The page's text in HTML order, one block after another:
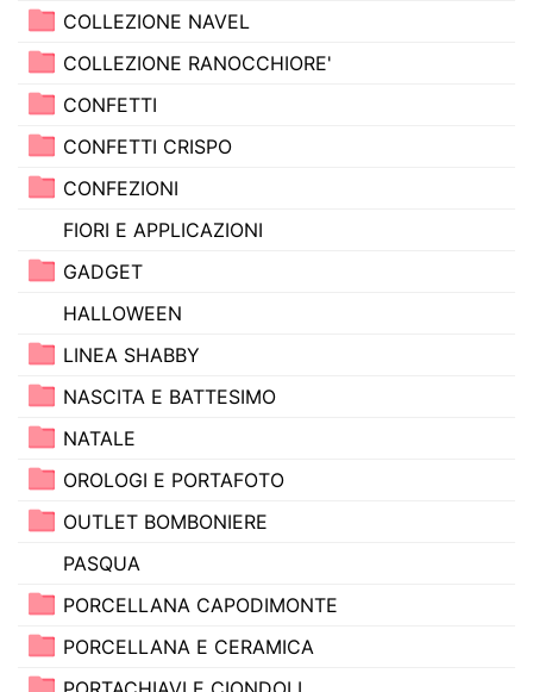
COLLEZIONE NAVEL
COLLEZIONE RANOCCHIORE'
CONFETTI
CONFETTI CRISPO
CONFEZIONI
FIORI E APPLICAZIONI
GADGET
HALLOWEEN
LINEA SHABBY
NASCITA E BATTESIMO
NATALE
OROLOGI E PORTAFOTO
OUTLET BOMBONIERE
PASQUA
PORCELLANA CAPODIMONTE
PORCELLANA E CERAMICA